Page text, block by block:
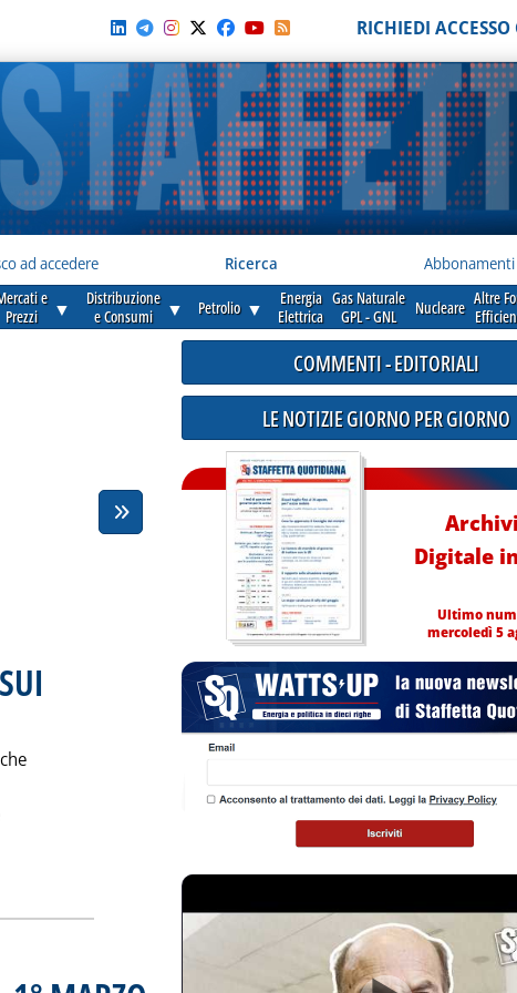
RICHIEDI
ad accedere Ricerca Abbonamenti
e
Prezzi
▼
Distribuzione
e Consumi
▼ Petrolio ▼
Energia
Elettrica
Gas Naturale
GPL - GNL
Nucleare Altre
tutta la notizia: 'ANDAMENTO DEI PREZZI PETROLIFERI SUI
COMMENTI - EDITORIALI
LE NOTIZIE GIORNO PER GIORNO
Digitale
Ultimo
mercoledì 5